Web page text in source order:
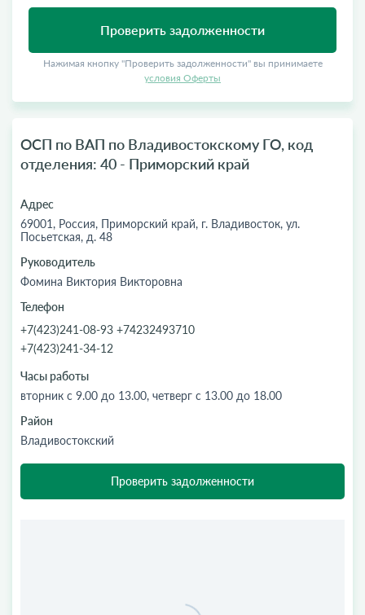
Проверить задолженности
Нажимая кнопку "Проверить задолженности" вы принимаете
условия Оферты
ОСП по ВАП по Владивостокскому ГО, код
отделения: 40 - Приморский край
Адрес
69001, Россия, Приморский край, г. Владивосток, ул.
Посьетская, д. 48
Руководитель
Фомина Виктория Викторовна
Телефон
+7(423)241-08-93 +74232493710
+7(423)241-34-12
Часы работы
вторник с 9.00 до 13.00, четверг с 13.00 до 18.00
Район
Владивостокский
Проверить задолженности